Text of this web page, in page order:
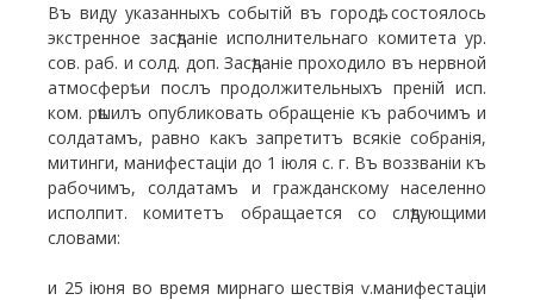
Въ виду указанныхъ событій въ городѣ, состоялось
экстренное засѣданіе исполнительнаго комитета ур.
сов. раб. и солд. доп. Засѣданіе проходило въ нервной
атмосферѣ и послъ продолжительныхъ преній исп.
ком. рѣшилъ опубликовать обращеніе къ рабочимъ и
солдатамъ, равно какъ запретитъ всякіе собранія,
митинги, манифестаціи до 1 іюля с. г. Въ воззваніи къ
рабочимъ, солдатамъ и гражданскому населенно
исполпит. комитетъ обращается со слѣдующими
словами:
и 25 іюня во время мирнаго шествія ѵ.манифестаціи